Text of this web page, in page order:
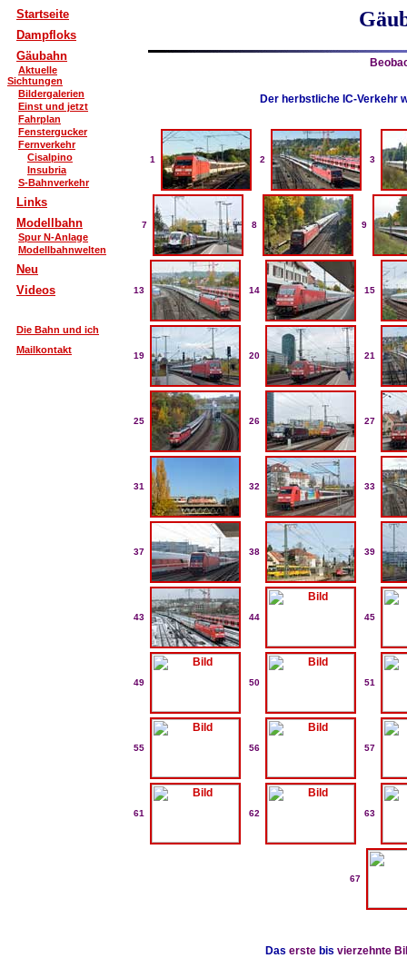
Startseite
Dampfloks
Gäubahn
Aktuelle
Sichtungen
Bildergalerien
Einst und jetzt
Fahrplan
Fenstergucker
Fernverkehr
Cisalpino
Insubria
S-Bahnverkehr
Links
Modellbahn
Spur N-Anlage
Modellbahnwelten
Neu
Videos
Die Bahn und ich
Mailkontakt
Der herbstliche IC-Verkehr
1 2 3
7 8 9
13 14 15
19 20 21
25 26 27
31 32 33
37 38 39
43 44 45
49 50 51
55 56 57
61 62 63
67
Daserste bisvierzehnte